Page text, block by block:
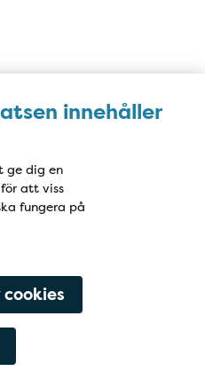
innehåller
ge dig en
att viss
fungera på
8:00-17:00
8:00-17:00